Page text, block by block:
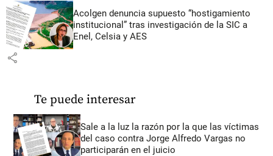
Acolgen denuncia supuesto “hostigamiento
institucional” tras investigación de la SIC a
Enel, Celsia y AES
share
Te puede interesar
Sale a la luz la razón por la que las víctimas
del caso contra Jorge Alfredo Vargas no
participarán en el juicio